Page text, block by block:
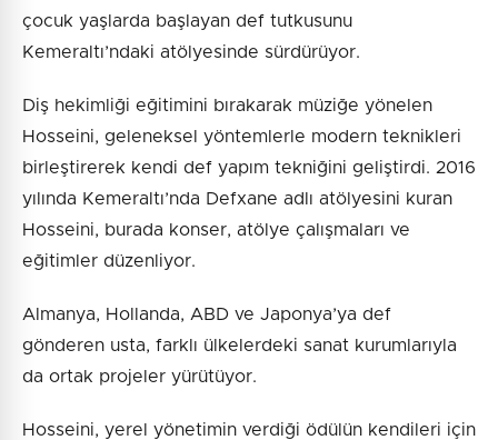
çocuk yaşlarda başlayan def tutkusunu
Kemeraltı’ndaki atölyesinde sürdürüyor.
Diş hekimliği eğitimini bırakarak müziğe yönelen
Hosseini, geleneksel yöntemlerle modern teknikleri
birleştirerek kendi def yapım tekniğini geliştirdi. 2016
yılında Kemeraltı’nda Defxane adlı atölyesini kuran
Hosseini, burada konser, atölye çalışmaları ve
eğitimler düzenliyor.
Almanya, Hollanda, ABD ve Japonya’ya def
gönderen usta, farklı ülkelerdeki sanat kurumlarıyla
da ortak projeler yürütüyor.
Hosseini, yerel yönetimin verdiği ödülün kendileri için